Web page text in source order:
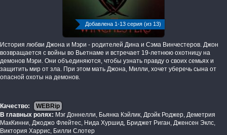
Добавлена 1-13 серия (из 13)
История любви Джона и Мэри - родителей Дина и Сэма Винчестеров. Джон
возвращается с войны во Вьетнаме и встречает 19-летнюю охотницу на
демонов Мэри. Они объединяются, чтобы узнать правду о своих семьях и
защитить мир от зла. При этом мать Джона, Милли, хочет уберечь сына от
опасной охоты на демонов.
Качество:
WEBRip
В главных ролях: Мэг Доннелли, Бьянка Кэйлик, Дрэйк Роджер, Деметрия
МакКинни, Джоджо Флейтес, Нида Хуршид, Бриджет Риган, Дженсен Эклс,
Виктория Харрис, Билли Слотер